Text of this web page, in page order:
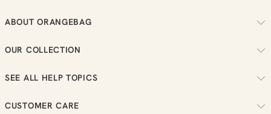
Arrange your returns
ABOUT ORANGEBAG
Sustainability
OUR COLLECTION
Men
SEE ALL HELP TOPICS
Bestellen
CUSTOMER CARE